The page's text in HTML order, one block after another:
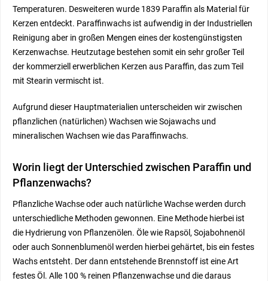
Temperaturen. Desweiteren wurde 1839 Paraffin als Material für
Kerzen entdeckt. Paraffinwachs ist aufwendig in der Industriellen
Reinigung aber in großen Mengen eines der kostengünstigsten
Kerzenwachse. Heutzutage bestehen somit ein sehr großer Teil
der kommerziell erwerblichen Kerzen aus Paraffin, das zum Teil
mit Stearin vermischt ist.
Aufgrund dieser Hauptmaterialien unterscheiden wir zwischen
pflanzlichen (natürlichen) Wachsen wie Sojawachs und
mineralischen Wachsen wie das Paraffinwachs.
Worin liegt der Unterschied zwischen Paraffin und
Pflanzenwachs?
Pflanzliche Wachse oder auch natürliche Wachse werden durch
unterschiedliche Methoden gewonnen. Eine Methode hierbei ist
die Hydrierung von Pflanzenölen. Öle wie Rapsöl, Sojabohnenöl
oder auch Sonnenblumenöl werden hierbei gehärtet, bis ein festes
Wachs entsteht. Der dann entstehende Brennstoff ist eine Art
festes Öl. Alle 100 % reinen Pflanzenwachse und die daraus